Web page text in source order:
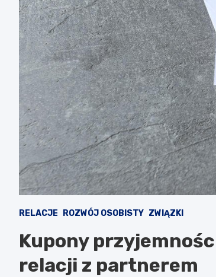
RELACJE ROZWÓJ OSOBISTY ZWIĄZKI
Kupony
relacji z partnerem